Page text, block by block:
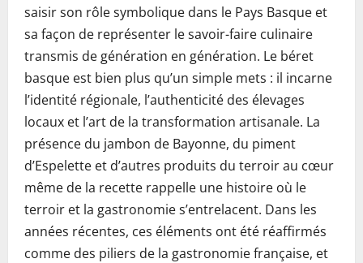
saisir son rôle symbolique dans le Pays Basque et
sa façon de représenter le savoir-faire culinaire
transmis de génération en génération. Le béret
basque est bien plus qu’un simple mets : il incarne
l’identité régionale, l’authenticité des élevages
locaux et l’art de la transformation artisanale. La
présence du jambon de Bayonne, du piment
d’Espelette et d’autres produits du terroir au cœur
même de la recette rappelle une histoire où le
terroir et la gastronomie s’entrelacent. Dans les
années récentes, ces éléments ont été réaffirmés
comme des piliers de la gastronomie française, et